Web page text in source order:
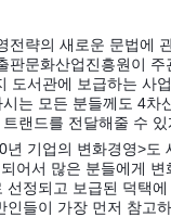
전략의 새로운 문법에
판문화산업진흥원이
도서관에 보급하는 사
는 모든 분들께도 4차
랜드를 전달해줄 수
기업의 변화경영>도
어서 많은 분들에게
정되고 보급된 덕택
들이 가장 먼저 참고